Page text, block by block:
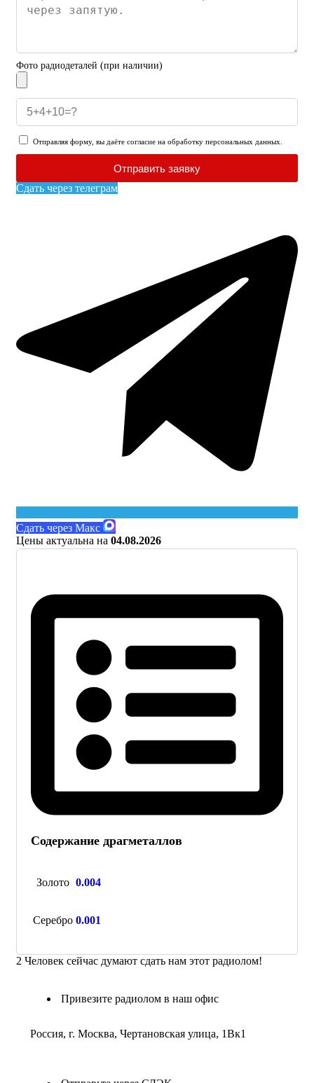
Фото радиодеталей (при наличии)
Отправляя форму, вы даёте согласие на обработку персональных данных.
Отправить заявку
Сдать через телеграм
Сдать через Макс
Цены актуальна на 04.08.2026
Содержание драгметаллов
Золото 0.004
Серебро 0.001
2 Человек сейчас думают сдать нам этот радиолом!
Привезите радиолом в наш офис
Россия, г. Москва, Чертановская улица, 1Вк1